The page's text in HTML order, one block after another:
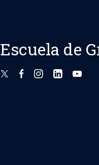
Escuela de